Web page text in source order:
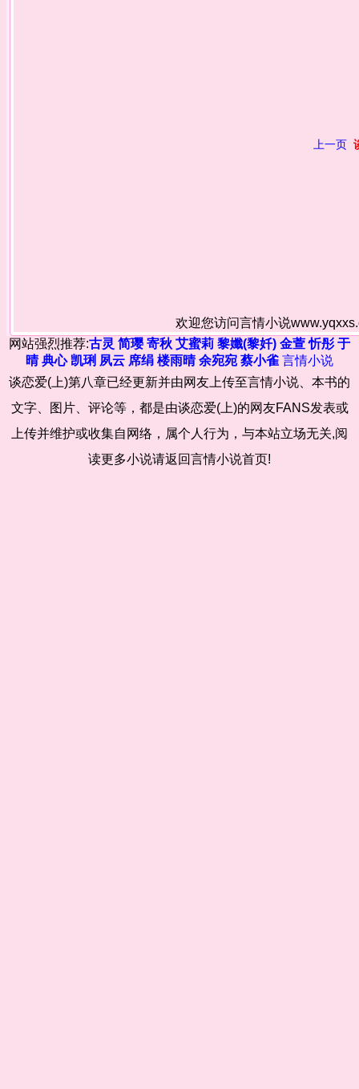
上一页
欢迎您访问言情小说
网站强烈推荐:古灵 简璎 寄秋 艾蜜莉 黎孅(黎奷) 金萱 忻彤 于
晴 典心 凯琍 夙云 席绢 楼雨晴 余宛宛 蔡小雀 言情小说
谈恋爱(上)第八章已经更新并由网友上传至言情小说、本书的
文字、图片、评论等，都是由谈恋爱(上)的网友FANS发表或
上传并维护或收集自网络，属个人行为，与本站立场无关,阅
读更多小说请返回言情小说首页!